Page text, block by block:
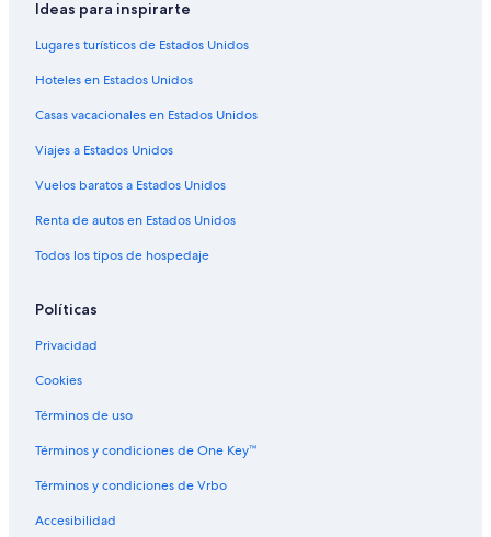
Hoteles con sauna en Anchorage
Hoteles con traslado del/al aeropuerto en Anchorage
Hoteles en la naturaleza en Anchorage
Hoteles que aceptan mascotas en Anchorage
Millennium Hotels en Anchorage
Vacaciones solo para adultos en Anchorage
Hoteles en Anchorage
Lodges en Anchorage
Apartamentos en Borough de Anchorage
Hoteles baratos en Borough de Anchorage
Hoteles en Borough de Anchorage
Hoteles cerca de Mulcahy Stadium
Hoteles cerca de Imaginarium - Science Discovery Center
Hoteles cerca de Z.J. Loussac Library - Main Branch
Hoteles cerca de Sullivan Arena
Ideas para inspirarte
Lugares turísticos de Estados Unidos
Hoteles en Estados Unidos
Casas vacacionales en Estados Unidos
Viajes a Estados Unidos
Vuelos baratos a Estados Unidos
Renta de autos en Estados Unidos
Todos los tipos de hospedaje
Políticas
Privacidad
Cookies
Términos de uso
Términos y condiciones de One Key™
Términos y condiciones de Vrbo
Accesibilidad